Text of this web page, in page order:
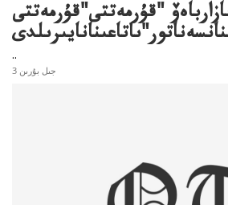
"قۇرمەتتى"قۇرمەتتى
..
3 جىل بۇرىن